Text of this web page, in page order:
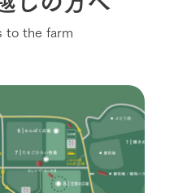
to the farm